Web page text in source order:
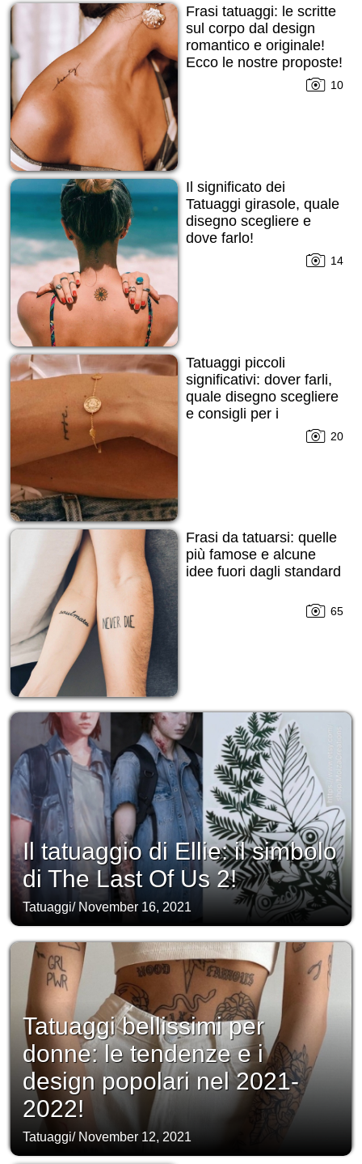
Frasi tatuaggi: le scritte
sul corpo dal design
romantico e originale!
Ecco le nostre proposte!
10
Il significato dei
Tatuaggi girasole, quale
disegno scegliere e
dove farlo!
14
Tatuaggi piccoli
significativi: dover farli,
quale disegno scegliere
e consigli per i
20
Frasi da tatuarsi: quelle
più famose e alcune
idee fuori dagli standard
65
Il tatuaggio di Ellie: il simbolo
di The Last Of Us 2!
Tatuaggi/ November 16, 2021
Tatuaggi bellissimi per
donne: le tendenze e i
design popolari nel 2021-
2022!
Tatuaggi/ November 12, 2021